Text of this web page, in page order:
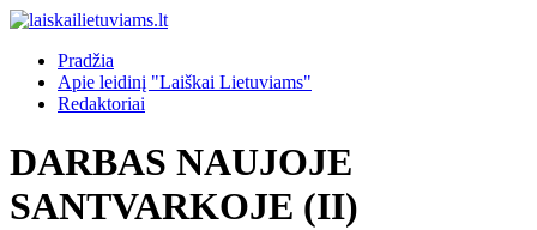
Pradžia
Apie leidinį "Laiškai Lietuviams"
Redaktoriai
DARBAS NAUJOJE
SANTVARKOJE (II)